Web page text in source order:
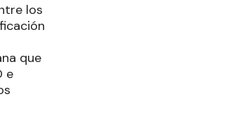
los
que
e